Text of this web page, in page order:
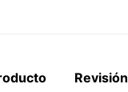
Revisión